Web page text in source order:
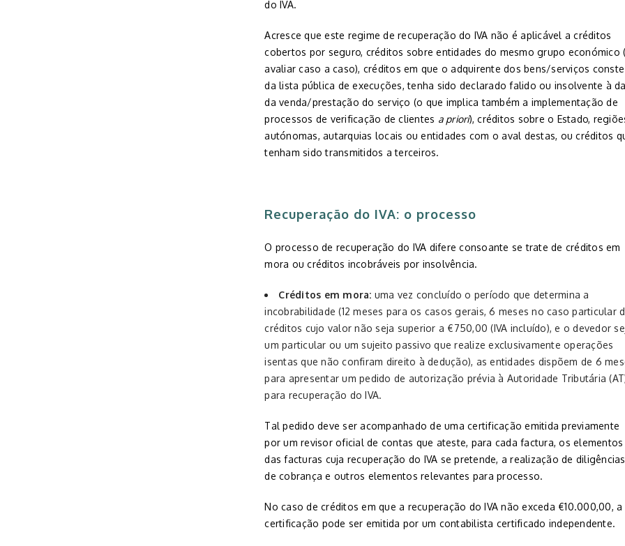
do IVA.
Acresce que este regime de recuperação do IVA não é aplicável a créditos
cobertos por seguro, créditos sobre entidades do mesmo grupo económico
avaliar caso a caso), créditos em que o adquirente dos bens/serviços conste
da lista pública de execuções, tenha sido declarado falido ou insolvente à
da venda/prestação do serviço (o que implica também a implementação de
processos de verificação de clientes a priori), créditos sobre o Estado,
autónomas, autarquias locais ou entidades com o aval destas, ou créditos
tenham sido transmitidos a terceiros.
Recuperação do IVA: o processo
O processo de recuperação do IVA difere consoante se trate de créditos em
mora ou créditos incobráveis por insolvência.
Créditos em mora: uma vez concluído o período que determina a
incobrabilidade (12 meses para os casos gerais, 6 meses no caso particular
créditos cujo valor não seja superior a €750,00 (IVA incluído), e o devedor
um particular ou um sujeito passivo que realize exclusivamente operações
isentas que não confiram direito à dedução), as entidades dispõem de 6
para apresentar um pedido de autorização prévia à Autoridade Tributária
para recuperação do IVA.
Tal pedido deve ser acompanhado de uma certificação emitida previamente
por um revisor oficial de contas que ateste, para cada factura, os elementos
das facturas cuja recuperação do IVA se pretende, a realização de diligências
de cobrança e outros elementos relevantes para processo.
No caso de créditos em que a recuperação do IVA não exceda €10.000,00, a
certificação pode ser emitida por um contabilista certificado independente.